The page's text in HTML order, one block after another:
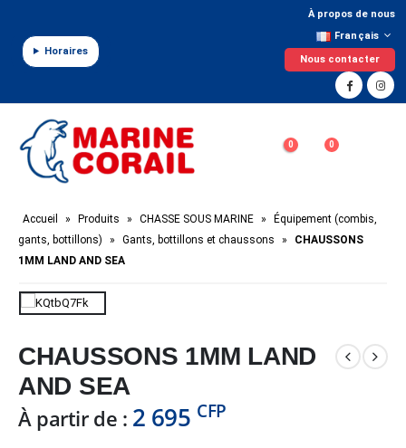
Horaires
À propos de nous
Français
Nous contacter
0 0
Accueil » Produits » CHASSE SOUS MARINE »
Équipement (combis,
gants, bottillons)
» Gants, bottillons et chaussons »
CHAUSSONS
1MM LAND AND SEA
CHAUSSONS 1MM LAND
AND SEA
À partir de : 2 695 CFP